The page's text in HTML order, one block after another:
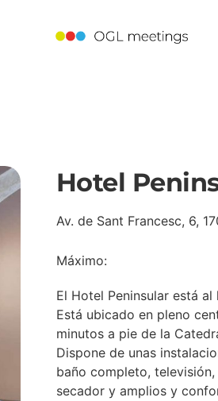
Hotel
Av. de Sant Francesc, 6,
Máximo:
El Hotel Peninsular está
Está ubicado en pleno
minutos a pie de la
Dispone de unas
baño completo,
secador y amplios y